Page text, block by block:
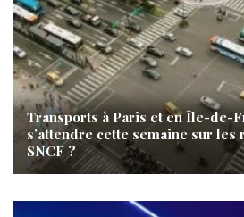
Transports à Paris et en Île-de-
s’attendre cette semaine sur les
SNCF ?